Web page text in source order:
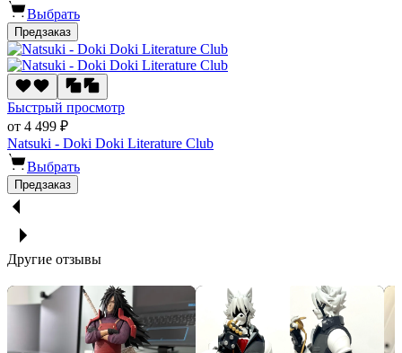
Выбрать
Предзаказ
Быстрый просмотр
от 4 499 ₽
Natsuki - Doki Doki Literature Club
Выбрать
Предзаказ
Другие отзывы